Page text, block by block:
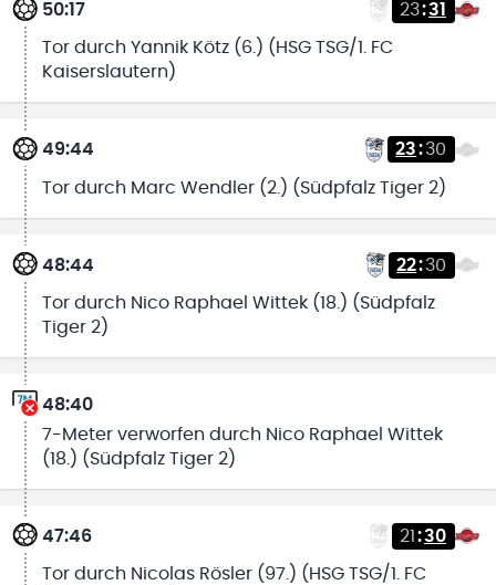
50:17 23:31
Tor durch Yannik Kötz (6.) (HSG TSG/1. FC
Kaiserslautern)
49:44 23:30
Tor durch Marc Wendler (2.) (Südpfalz Tiger 2)
48:44 22:30
Tor durch Nico Raphael Wittek (18.) (Südpfalz
Tiger 2)
48:40
7-Meter verworfen durch Nico Raphael Wittek
(18.) (Südpfalz Tiger 2)
47:46 21 :30
Tor durch Nicolas Rösler (97.) (HSG TSG/1. FC